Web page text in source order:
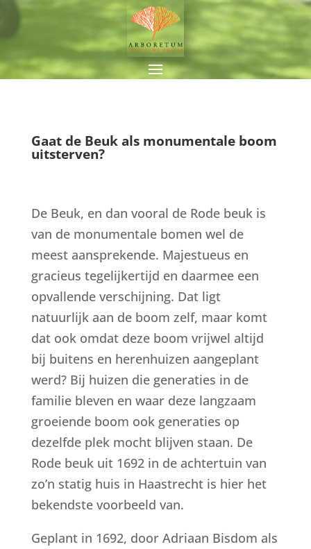
Gaat de Beuk als monumentale boom
uitsterven?
De Beuk, en dan vooral de Rode beuk is
van de monumentale bomen wel de
meest aansprekende. Majestueus en
gracieus tegelijkertijd en daarmee een
opvallende verschijning. Dat ligt
natuurlijk aan de boom zelf, maar komt
dat ook omdat deze boom vrijwel altijd
bij buitens en herenhuizen aangeplant
werd? Bij huizen die generaties in de
familie bleven en waar deze langzaam
groeiende boom ook generaties op
dezelfde plek mocht blijven staan. De
Rode beuk uit 1692 in de achtertuin van
zo’n statig huis in Haastrecht is hier het
bekendste voorbeeld van.
Geplant in 1692, door Adriaan Bisdom als